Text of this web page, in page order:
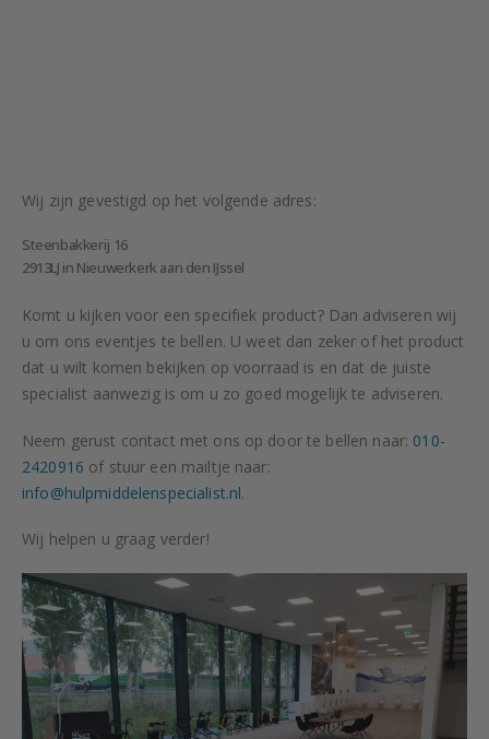
Wij zijn gevestigd op het volgende adres:
Steenbakkerij 16
2913LJ in Nieuwerkerk aan den IJssel
Komt u kijken voor een specifiek product? Dan adviseren wij
u om ons eventjes te bellen. U weet dan zeker of het product
dat u wilt komen bekijken op voorraad is en dat de juiste
specialist aanwezig is om u zo goed mogelijk te adviseren.
Neem gerust contact met ons op door te bellen naar: 010-
2420916 of stuur een mailtje naar:
info@hulpmiddelenspecialist.nl.
Wij helpen u graag verder!